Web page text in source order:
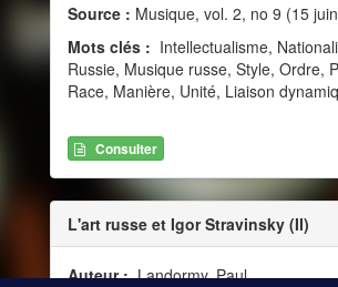
Source : Musique, vol. 2, no 9 (15
Mots clés : Intellectualisme,
Russie, Musique russe, Style, Ordre,
Race, Manière, Unité, Liaison
Consulter
L'art russe et Igor Stravinsky (II)
Auteur :Landormy, Paul